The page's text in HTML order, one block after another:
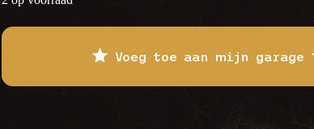
Voeg toe aan mijn garage